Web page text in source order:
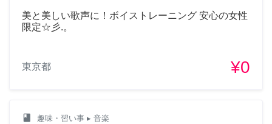
美と美しい歌声に！ボイストレーニング 安心の女性
限定☆彡.。
東京都 ¥0
class 趣味・習い事 ▸ 音楽